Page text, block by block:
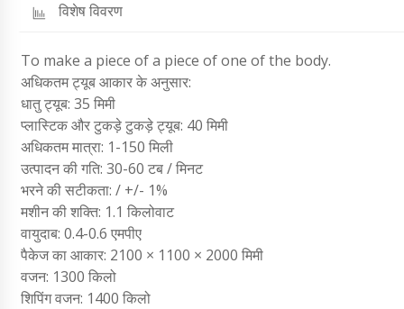
विशेष विवरण
To make a piece of a piece of one of the body.
अधिकतम ट्यूब आकार के अनुसार:
धातु ट्यूब: 35 मिमी
प्लास्टिक और टुकड़े टुकड़े ट्यूब: 40 मिमी
अधिकतम मात्रा: 1-150 मिली
उत्पादन की गति: 30-60 टब / मिनट
भरने की सटीकता: / +/- 1%
मशीन की शक्ति: 1.1 किलोवाट
वायुदाब: 0.4-0.6 एमपीए
पैकेज का आकार: 2100 × 1100 × 2000 मिमी
वजन: 1300 किलो
शिपिंग वजन: 1400 किलो